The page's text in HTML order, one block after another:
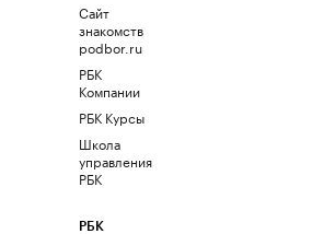
Сайт
знакомств
podbor.ru
РБК
Компании
РБК Курсы
Школа
управления
РБК
РБК